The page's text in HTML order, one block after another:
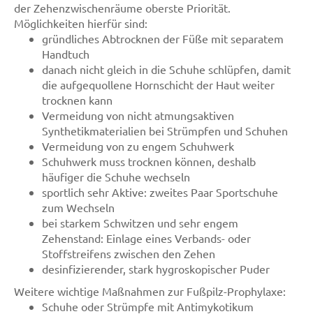
der Zehenzwischenräume oberste Priorität.
Möglichkeiten hierfür sind:
gründliches Abtrocknen der Füße mit separatem
Handtuch
danach nicht gleich in die Schuhe schlüpfen, damit
die aufgequollene Hornschicht der Haut weiter
trocknen kann
Vermeidung von nicht atmungsaktiven
Synthetikmaterialien bei Strümpfen und Schuhen
Vermeidung von zu engem Schuhwerk
Schuhwerk muss trocknen können, deshalb
häufiger die Schuhe wechseln
sportlich sehr Aktive: zweites Paar Sportschuhe
zum Wechseln
bei starkem Schwitzen und sehr engem
Zehenstand: Einlage eines Verbands- oder
Stoffstreifens zwischen den Zehen
desinfizierender, stark hygroskopischer Puder
Weitere wichtige Maßnahmen zur Fußpilz-Prophylaxe:
Schuhe oder Strümpfe mit Antimykotikum